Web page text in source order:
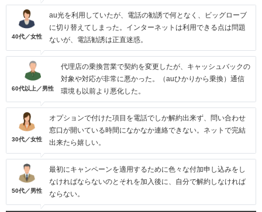
40代／女性
au光を利用していたが、電話の勧誘で何となく、ビッグローブ
に切り替えてしまった。インターネットは利用できる点は問題
ないが、電話勧誘は正直迷惑。
60代以上／男性
代理店の乗換営業で契約を変更したが、キャッシュバックの
対象や対応が非常に悪かった。（auひかりから乗換）通信
環境も以前より悪化した。
30代／女性
オプションで付けた項目を電話でしか解約出来ず、問い合わせ
窓口が開いている時間になかなか連絡できない。ネットで完結
出来たら嬉しい。
50代／男性
最初にキャンペーンを適用するために色々な付加申し込みをし
なければならないのとそれを加入後に、自分で解約しなければ
ならない。